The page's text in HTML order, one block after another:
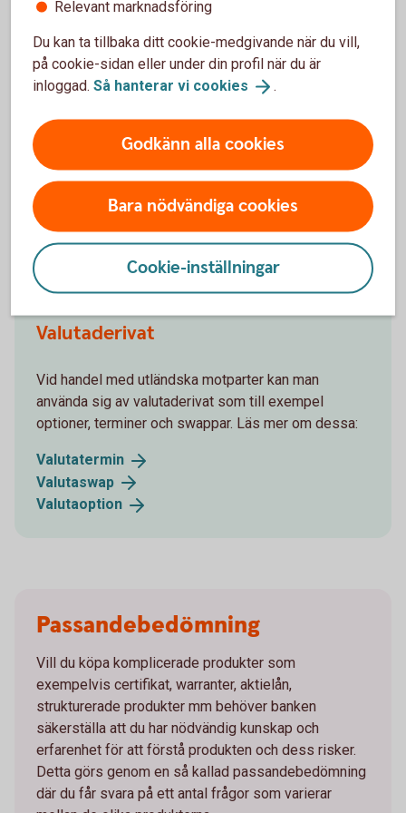
skyldigheter mot banken.
Nackdel– Vid köp av en option så betalar kunden en
premie.
Såld option
Fördel
premie.
Nackdel
– Vid en utställd/såld option har kunden har inga
rättigheter och förlustrisken kan vara obegränsad.
Valutaderivat
Vid handel med utländska motparter kan man
använda sig av valutaderivat som till exempel
optioner, terminer och swappar. Läs mer om dessa:
Valutatermin
Valutaswap
Valutaoption
Passandebedömning
Vill du köpa komplicerade produkter som
exempelvis certifikat, warranter, aktielån,
strukturerade produkter mm behöver banken
säkerställa att du har nödvändig kunskap och
erfarenhet för att förstå produkten och dess risker.
Detta görs genom en så kallad passandebedömning
där du får svara på ett antal frågor som varierar
Relevant marknadsföring
Du kan ta tillbaka ditt cookie-medgivande när du vill,
på cookie-sidan eller under din profil när du är
inloggad. Så hanterar vi cookies .
Godkänn alla cookies
Bara nödvändiga cookies
Cookie-inställningar